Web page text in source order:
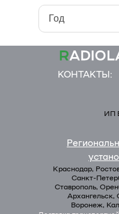
КОНТАКТЫ:
ИП
Краснодар,
Санкт-
Ставрополь,
Архангельск,
Воронеж,